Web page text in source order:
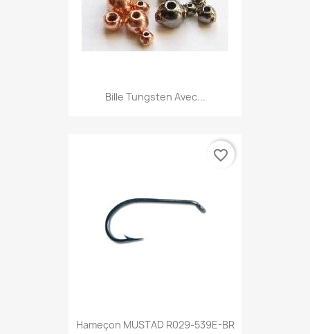
Bille Tungsten Avec...
Hameçon MUSTAD R029-539E-BR
favorite_border